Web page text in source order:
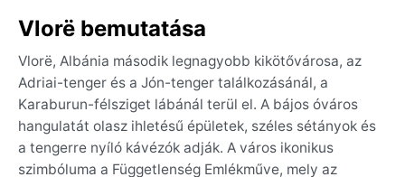
Vlorë bemutatása
Vlorë, Albánia második legnagyobb kikötővárosa, az
Adriai-tenger és a Jón-tenger találkozásánál, a
Karaburun-félsziget lábánál terül el. A bájos óváros
hangulatát olasz ihletésű épületek, széles sétányok és
a tengerre nyíló kávézók adják. A város ikonikus
szimbóluma a Függetlenség Emlékműve, mely az